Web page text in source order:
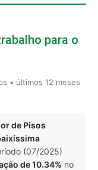
para o
• últimos 12 meses
de Pisos
(07/2025)
de 10.34% no